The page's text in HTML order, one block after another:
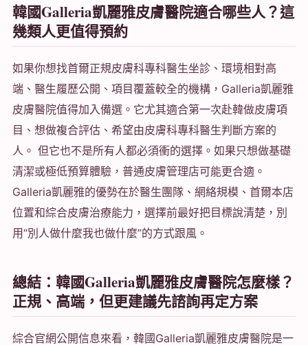
韓國Galleria凱麗雅皮膚醫院適合哪些人？這
幾類人更值得預約
如果你想找首爾正規皮膚科專科醫生坐診、環境相對高
端、醫生履歷公開、項目覆蓋較全的機構，Galleria凱麗雅
皮膚醫院值得加入備選。它尤其適合第一次赴韓做皮膚項
目、想做複合評估、希望由皮膚科專科醫生判斷方案的
人。 但它也不是所有人都必須衝的選擇。如果只想做基礎
清潔或極低預算體驗，普通皮膚管理店可能更合適。
Galleria凱麗雅的優勢在於醫生團隊、網絡規模、首爾本店
位置和綜合皮膚治療能力，選擇前最好把目標說清楚，別
用“別人做什麼我也做什麼”的方式跟風。
總結：韓國Galleria凱麗雅皮膚醫院怎麼樣？
正規、高端，但更建議先諮詢再定方案
綜合官網公開信息來看，韓國Galleria凱麗雅皮膚醫院是一